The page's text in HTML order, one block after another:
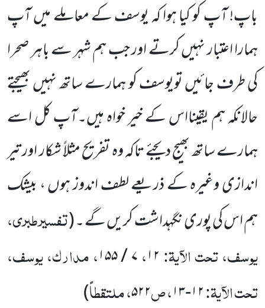
باپ! آپ کو کیا ہوا کہ یوسف کے معاملے میں آپ
ہمارا اعتبار نہیں کرتے اور جب ہم شہر سے باہر صحرا
کی طرف جائیںتویوسف کو ہمارے ساتھ نہیں بھیجتے
حالانکہ ہم یقینااس کے خیر خواہ ہیں۔آپ کل اسے
ہمارے ساتھ بھیج دیجئے تاکہ وہ تفریحمثلاً شکار اور تیر
اندازی وغیرہ کے ذریعے لطف اندوز ہوں ، بیشک
ہم اس کی پوری نگہداشت کریں گے ۔(تفسیرطبری،
یوسف، تحت الآیۃ:۱۲،۷/۱۵۵، مدارک، یوسف،
تحت الآیۃ:۱۲-۱۳، ص۵۲۲، ملتقطاً)